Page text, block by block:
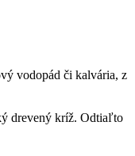
vodopád či kalvária, z
drevený kríž. Odtiaľto